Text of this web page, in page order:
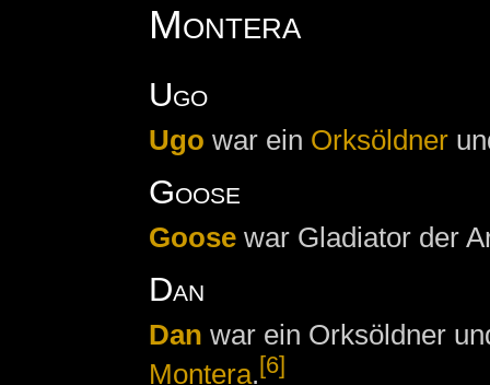
Montera
Ugo
Ugo war ein Orksöldner
Goose
Goosewar Gladiator der
Dan
Dan war ein Orksöldner
Montera.[6]